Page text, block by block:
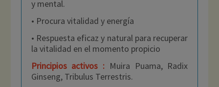
y mental.
• Procura vitalidad y energía
• Respuesta eficaz y natural para recuperar
la vitalidad en el momento propicio
Principios activos : Muira Puama, Radix
Ginseng, Tribulus Terrestris.